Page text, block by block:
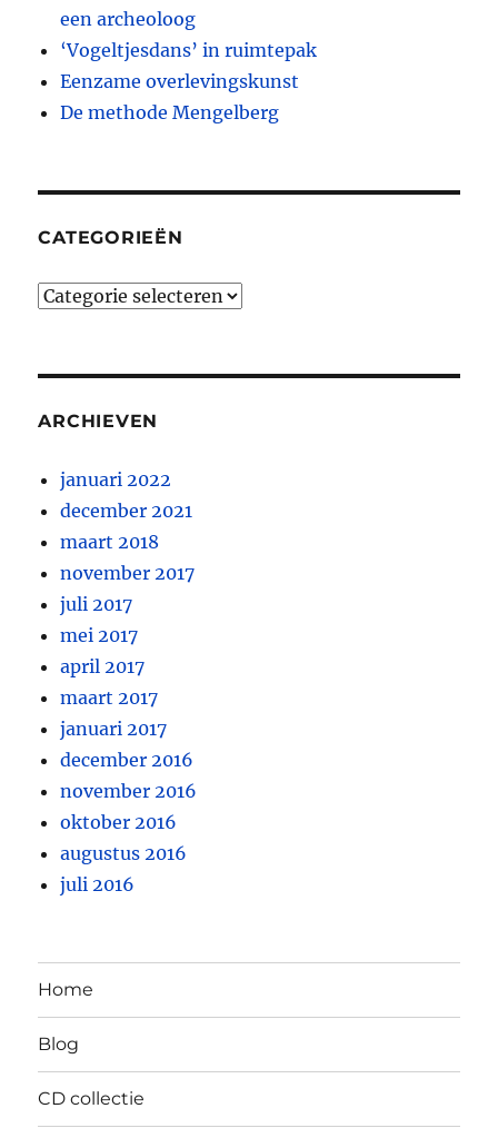
een archeoloog
‘Vogeltjesdans’ in ruimtepak
Eenzame overlevingskunst
De methode Mengelberg
CATEGORIEËN
Categorieën
ARCHIEVEN
januari 2022
december 2021
maart 2018
november 2017
juli 2017
mei 2017
april 2017
maart 2017
januari 2017
december 2016
november 2016
oktober 2016
augustus 2016
juli 2016
Home
Blog
CD collectie